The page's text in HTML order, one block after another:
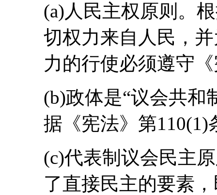
(a)人民主权原则。
切权力来自人民，
力的行使必须遵守
(b)政体是“议会共和
据《宪法》第
(c)代表制议会民主
了直接民主的要素